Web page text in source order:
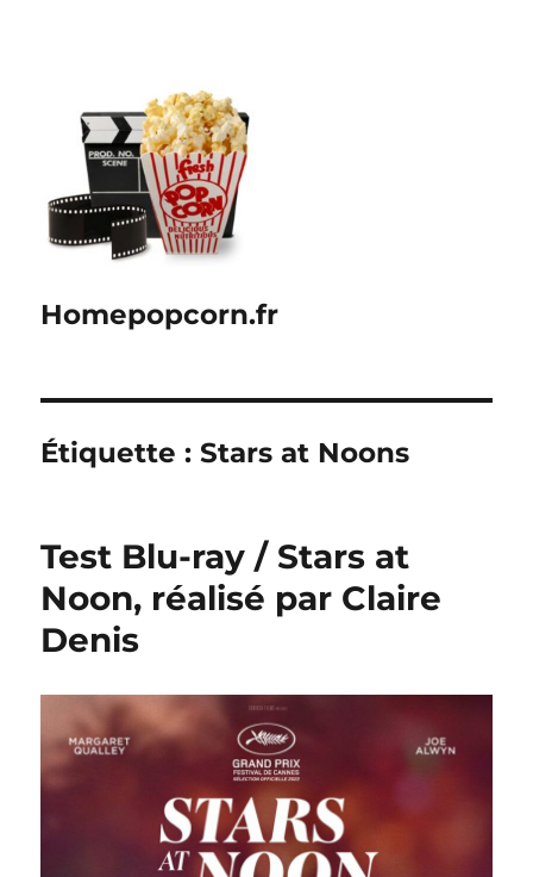
Homepopcorn.fr
Étiquette :Stars at Noons
Test Blu-ray / Stars at
Noon, réalisé par Claire
Denis